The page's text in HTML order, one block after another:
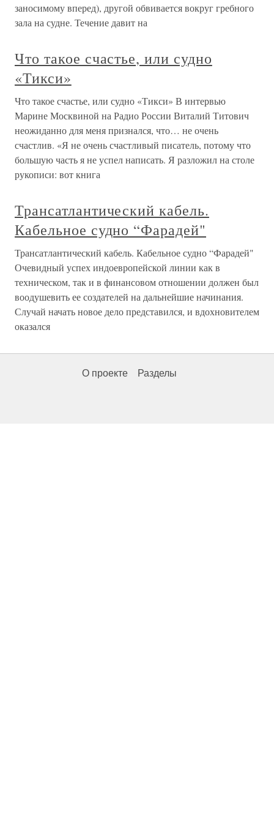
заносимому вперед), другой обвивается вокруг гребного
зала на судне. Течение давит на
Что такое счастье, или судно
«Тикси»
Что такое счастье, или судно «Тикси» В интервью
Марине Москвиной на Радио России Виталий Титович
неожиданно для меня признался, что… не очень
счастлив. «Я не очень счастливый писатель, потому что
большую часть я не успел написать. Я разложил на столе
рукописи: вот книга
Трансатлантический кабель.
Кабельное судно “Фарадей"
Трансатлантический кабель. Кабельное судно “Фарадей"
Очевидный успех индоевропейской линии как в
техническом, так и в финансовом отношении должен был
воодушевить ее создателей на дальнейшие начинания.
Случай начать новое дело представился, и вдохновителем
оказался
О проекте Разделы